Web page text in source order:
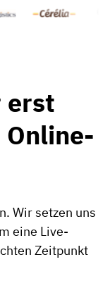
erst
Wir setzen uns
eine Live-
Zeitpunkt